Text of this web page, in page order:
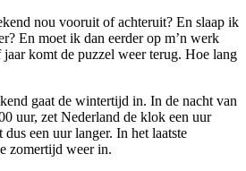
nou vooruit of achteruit? En slaap ik
En moet ik dan eerder op m’n werk
komt de puzzel weer terug. Hoe lang
gaat de wintertijd in. In de nacht van
uur, zet Nederland de klok een uur
een uur langer. In het laatste
zomertijd weer in.